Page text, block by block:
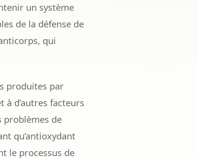
un système
de la défense de
qui
produites par
à d’autres facteurs
problèmes de
qu’antioxydant
le processus de